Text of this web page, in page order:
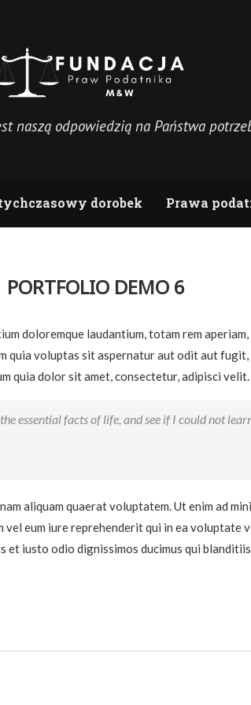
naszą odpowiedzią na Państwa
dorobek Prawa
PORTFOLIO DEMO 6
doloremque laudantium, totam rem
quia voluptas sit aspernatur aut odit aut
quia dolor sit amet, consectetur, adipisci velit.
essential facts of life, and see if I could not
aliquam quaerat voluptatem. Ut enim ad
eum iure reprehenderit qui in ea voluptate
et iusto odio dignissimos ducimus qui